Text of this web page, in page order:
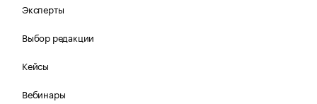
Эксперты
Выбор редакции
Кейсы
Вебинары